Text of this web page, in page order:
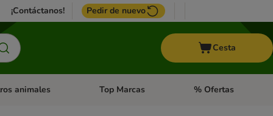
¡Contáctanos! Pedir de nuevo
Cesta
Roedores y +
de categoria abierto: Pájaros
animales Menú de categoria abierto: Otros animales
Top Marcas Menú de categoria
% Ofertas